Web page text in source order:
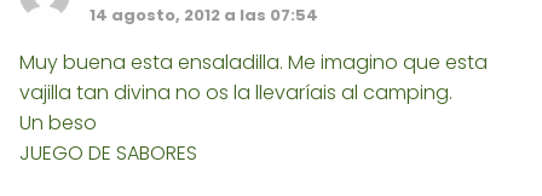
14 agosto, 2012 a las 07:54
Muy buena esta ensaladilla. Me imagino que esta
vajilla tan divina no os la llevaríais al camping.
Un beso
JUEGO DE SABORES